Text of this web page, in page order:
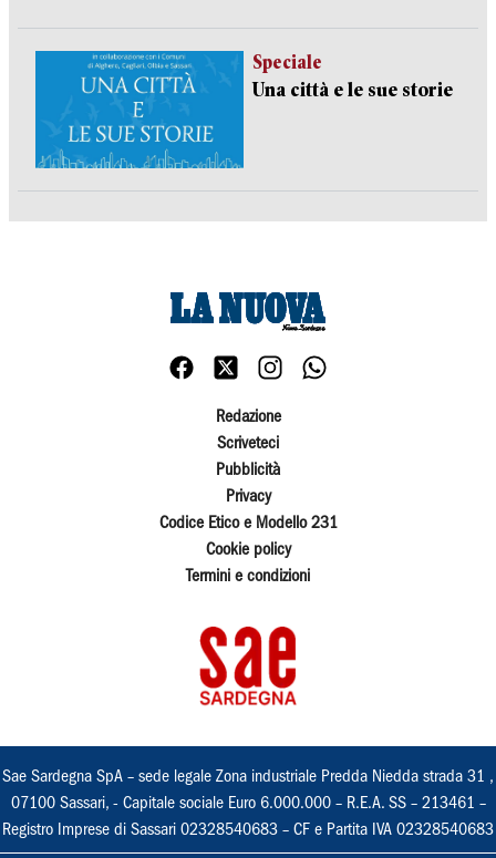
Speciale
Una città e le sue storie
Redazione
Scriveteci
Pubblicità
Privacy
Codice Etico e Modello 231
Cookie policy
Termini e condizioni
Sae Sardegna SpA – sede legale Zona industriale Predda Niedda strada 31 ,
07100 Sassari, - Capitale sociale Euro 6.000.000 – R.E.A. SS – 213461 –
Registro Imprese di Sassari 02328540683 – CF e Partita IVA 02328540683